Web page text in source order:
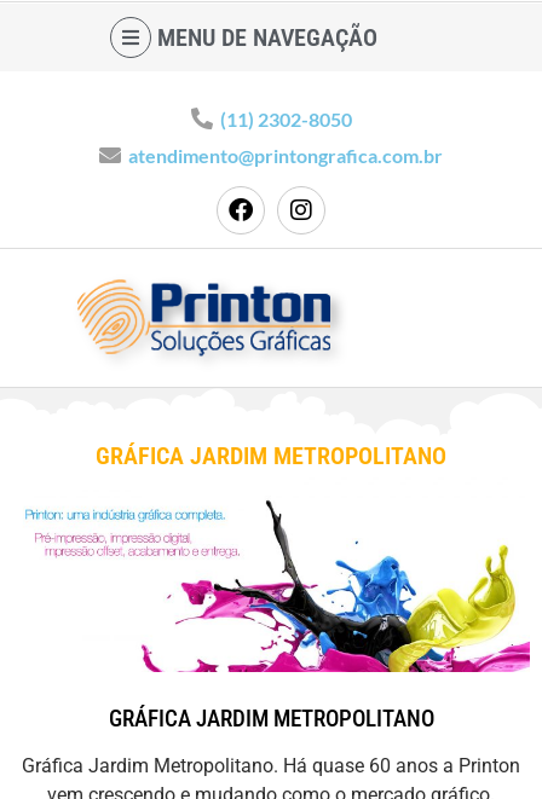
MENU DE NAVEGAÇÃO
(11) 2302-8050
atendimento@printongrafica.com.br
GRÁFICA JARDIM METROPOLITANO
GRÁFICA JARDIM METROPOLITANO
Gráfica Jardim Metropolitano. Há quase 60 anos a Printon